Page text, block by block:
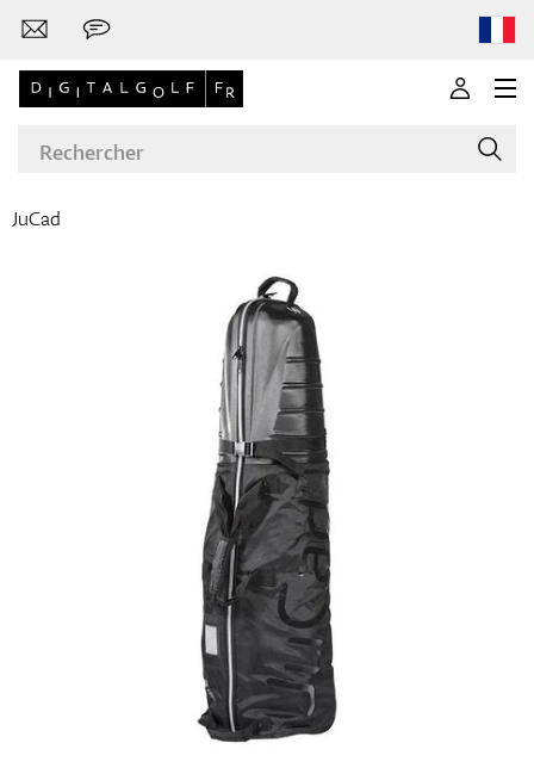
Marques
Clubs de golf
Vêtements
Chaussures
Gants
JuCad